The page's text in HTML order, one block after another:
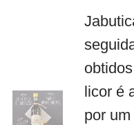
licor é
por